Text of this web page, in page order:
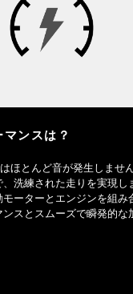
ンスは？
ほとんど音が発生しませ
洗練された走りを実現し
ーターとエンジンを組み
スとスムーズで瞬発的な